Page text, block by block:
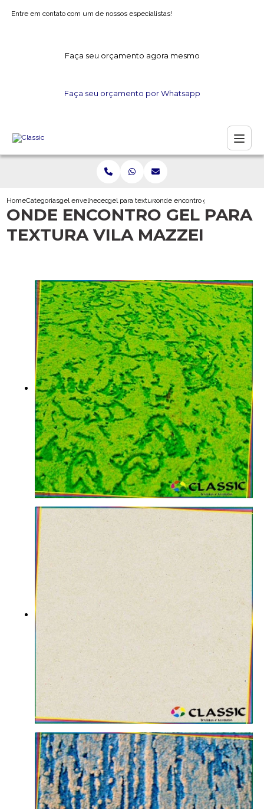
Entre em contato com um de nossos especialistas!
Faça seu orçamento agora mesmo
Faça seu orçamento por Whatsapp
HomeCategoriasgel envelhecedorgel para texturaonde encontro gel para textura
ONDE ENCONTRO GEL PARA
TEXTURA VILA MAZZEI